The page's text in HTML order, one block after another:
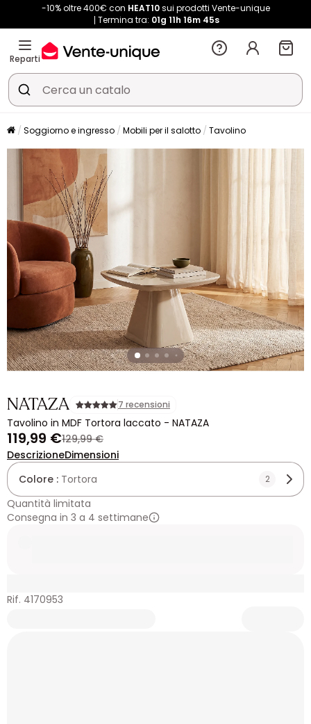
-10% oltre 400€ con HEAT10sui prodotti Vente-unique
Termina tra: 01g 11h 16m 45s
Reparti
Soggiorno e ingresso Mobili per il salotto Tavolino
NATAZA 7 recensioni
Tavolino in MDF Tortora laccato - NATAZA
119,99 €129,99 €
DescrizioneDimensioni
Colore : Tortora 2
Quantità limitata
Consegna in 3 a 4 settimane
Rif. 4170953